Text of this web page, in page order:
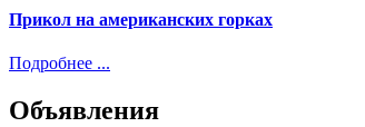
Прикол на американских горках
Подробнее ...
Объявления